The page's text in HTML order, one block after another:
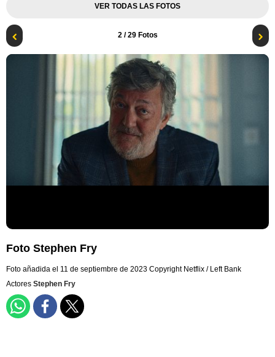
VER TODAS LAS FOTOS
2/ 29 Fotos
Foto Stephen Fry
Foto añadida el 11 de septiembre de 2023 Copyright Netflix / Left Bank
Actores Stephen Fry